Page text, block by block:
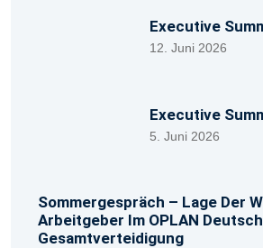
Executive
12. Juni 2026
Executive
5. Juni 2026
Sommergespräch – Lage Der
Arbeitgeber Im OPLAN
Gesamtverteidigung